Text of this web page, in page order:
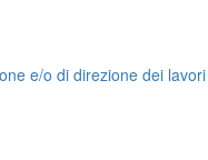
e/o di direzione dei